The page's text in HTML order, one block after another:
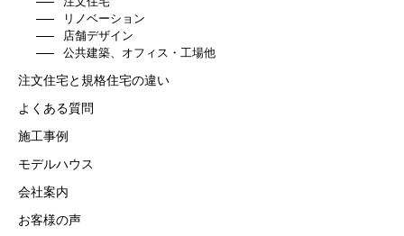
リノベーション
店舗デザイン
公共建築、オフィス・工場他
注文住宅と規格住宅の違い
よくある質問
施工事例
モデルハウス
会社案内
お客様の声